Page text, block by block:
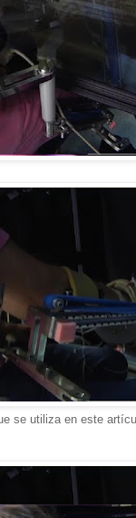
se utiliza en este